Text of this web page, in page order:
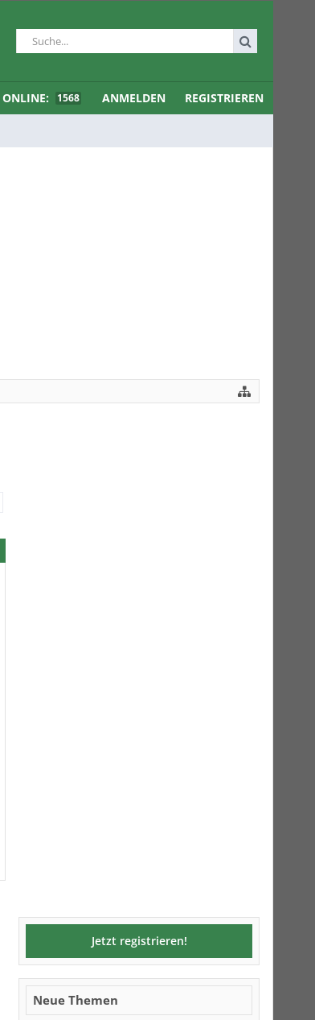
ONLINE: 1568 ANMELDEN REGISTRIEREN
Jetzt registrieren!
Neue Themen